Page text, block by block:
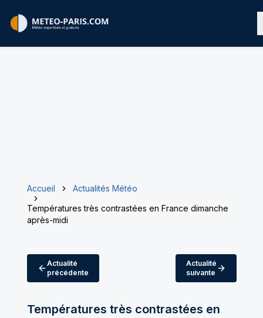
Accueil
Actualités Météo
Températures très contrastées en France dimanche
après-midi
Actualité
précédente
Actualité
suivante
Températures très contrastées en